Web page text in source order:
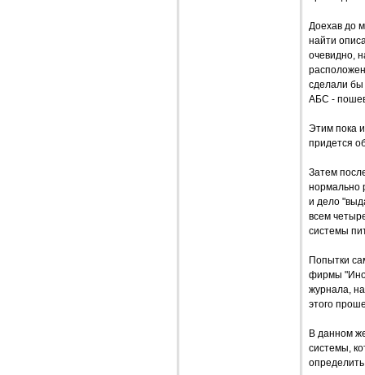
Доехав до
найти
очевидно,
сделали бы
АБС -
Этим пока
придется
Затем
нормально
и дело
всем
системы
Попытки
фирмы
журнала,
этого
В данном
системы,